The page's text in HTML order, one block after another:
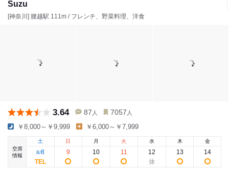
Suzu
[神奈川] 腰越駅 111m / フレンチ、野菜料理、洋食
3.64 87 人 7057 人
￥8,000～￥9,999 ￥6,000～￥7,999
空席
情報
土
8/8
日
9
月
10
火
11
水
12
木
13
金
14